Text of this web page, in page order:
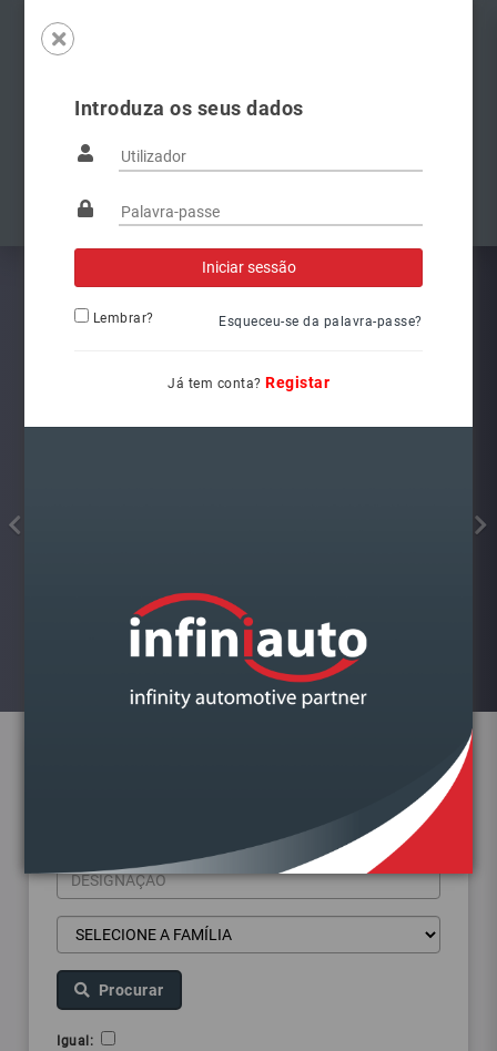
Introduza os seus dados
Lembrar? Esqueceu-se da palavra-passe?
Já tem conta? Registar
Famílias
Visualizar
Procurar
Igual: